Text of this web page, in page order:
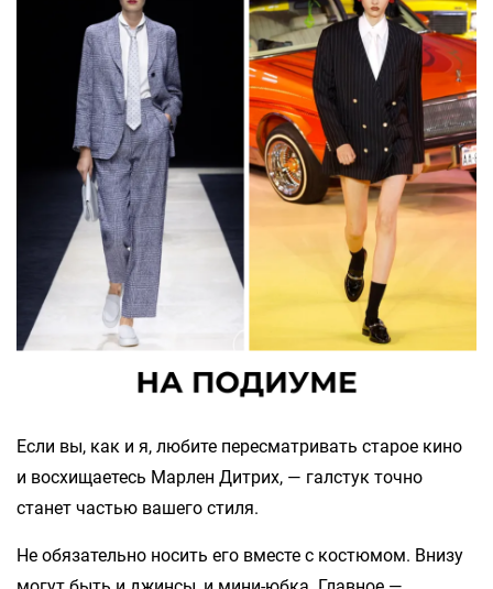
Если вы, как и я, любите пересматривать старое кино
и восхищаетесь Марлен Дитрих, — галстук точно
станет частью вашего стиля.
Не обязательно носить его вместе с костюмом. Внизу